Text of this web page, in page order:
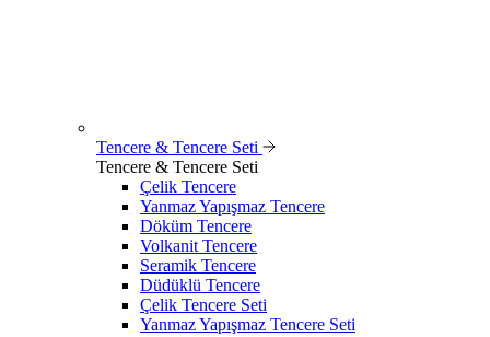
Tencere & Tencere Seti
Tencere & Tencere Seti
Çelik Tencere
Yanmaz Yapışmaz Tencere
Döküm Tencere
Volkanit Tencere
Seramik Tencere
Düdüklü Tencere
Çelik Tencere Seti
Yanmaz Yapışmaz Tencere Seti